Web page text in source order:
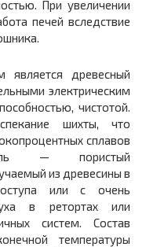
При увеличении
печей вследствие
является древесный
электрическим
чистотой.
шихты, что
сплавов
— пористый
из древесины в
или с очень
в ретортах или
систем. Состав
температуры